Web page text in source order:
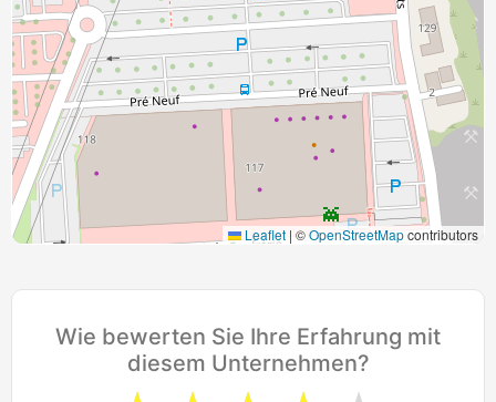
Leaflet | ©OpenStreetMapcontributors
Wie bewerten Sie Ihre Erfahrung mit
diesem Unternehmen?